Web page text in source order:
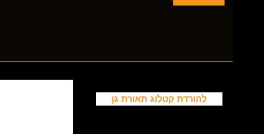
להורדת קטלוג תאורת גן